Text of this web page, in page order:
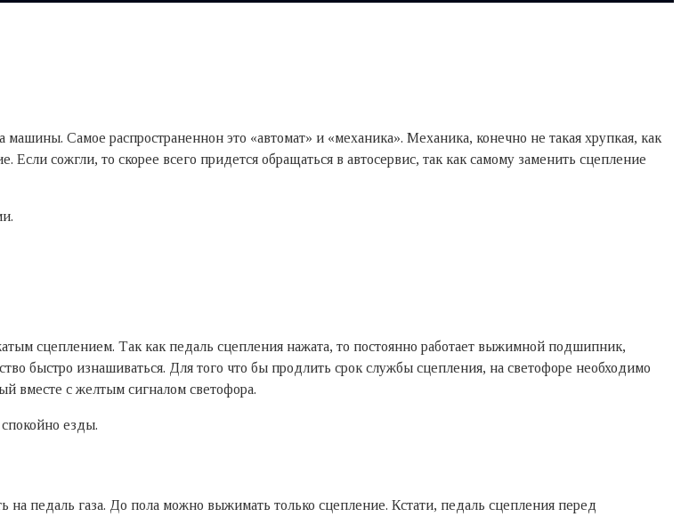
Самое распространеннон это «автомат» и «механика». Механика, конечно не такая хрупкая, как
сожгли, то скорее всего придется обращаться в автосервис, так как самому заменить сцепление
сцеплением. Так как педаль сцепления нажата, то постоянно работает выжимной подшипник,
быстро изнашиваться. Для того что бы продлить срок службы сцепления, на светофоре необходимо
вместе с желтым сигналом светофора.
езды.
педаль газа. До пола можно выжимать только сцепление. Кстати, педаль сцепления перед